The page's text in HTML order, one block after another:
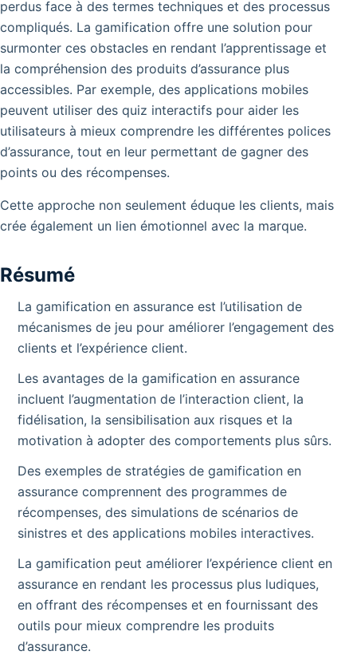
perdus face à des termes techniques et des processus
compliqués. La gamification offre une solution pour
surmonter ces obstacles en rendant l’apprentissage et
la compréhension des produits d’assurance plus
accessibles. Par exemple, des applications mobiles
peuvent utiliser des quiz interactifs pour aider les
utilisateurs à mieux comprendre les différentes polices
d’assurance, tout en leur permettant de gagner des
points ou des récompenses.
Cette approche non seulement éduque les clients, mais
crée également un lien émotionnel avec la marque.
Résumé
La gamification en assurance est l’utilisation de
mécanismes de jeu pour améliorer l’engagement des
clients et l’expérience client.
Les avantages de la gamification en assurance
incluent l’augmentation de l’interaction client, la
fidélisation, la sensibilisation aux risques et la
motivation à adopter des comportements plus sûrs.
Des exemples de stratégies de gamification en
assurance comprennent des programmes de
récompenses, des simulations de scénarios de
sinistres et des applications mobiles interactives.
La gamification peut améliorer l’expérience client en
assurance en rendant les processus plus ludiques,
en offrant des récompenses et en fournissant des
outils pour mieux comprendre les produits
d’assurance.